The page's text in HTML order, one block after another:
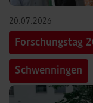
20.07.2026
Forschungstag
Schwenningen